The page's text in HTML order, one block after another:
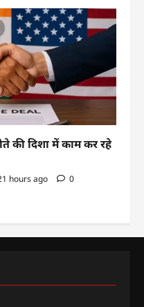
की दिशा में काम कर रहे
hours ago 0